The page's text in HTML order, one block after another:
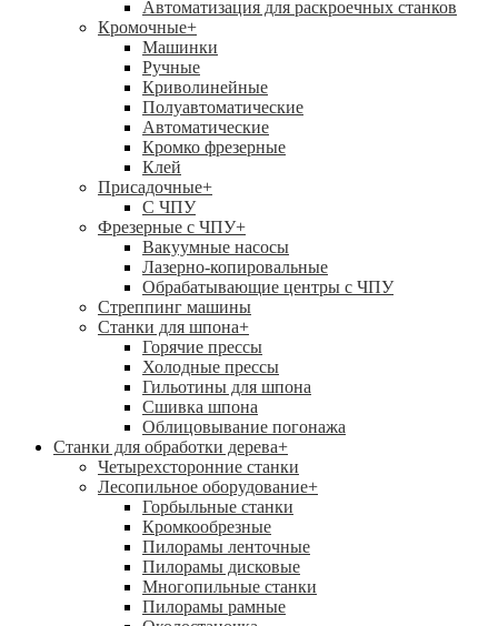
Автоматизация для раскроечных станков
Кромочные+
Машинки
Ручные
Криволинейные
Полуавтоматические
Автоматические
Кромко фрезерные
Клей
Присадочные+
С ЧПУ
Фрезерные с ЧПУ+
Вакуумные насосы
Лазерно-копировальные
Обрабатывающие центры с ЧПУ
Стреппинг машины
Станки для шпона+
Горячие прессы
Холодные прессы
Гильотины для шпона
Сшивка шпона
Облицовывание погонажа
Станки для обработки дерева+
Четырехсторонние станки
Лесопильное оборудование+
Горбыльные станки
Кромкообрезные
Пилорамы ленточные
Пилорамы дисковые
Многопильные станки
Пилорамы рамные